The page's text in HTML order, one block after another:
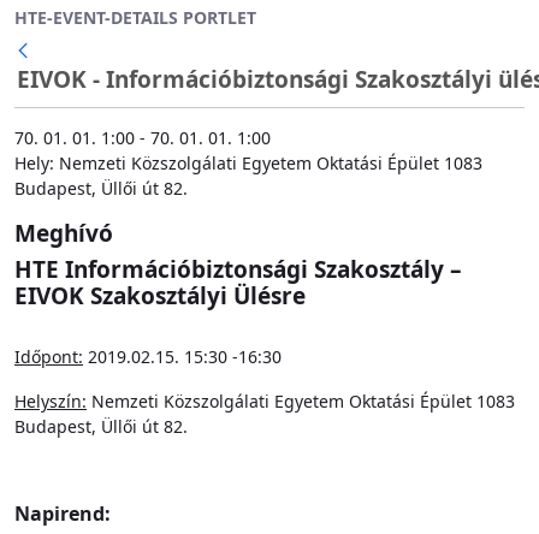
Ugrás a fő tartalomhoz
HTE-EVENT-DETAILS PORTLET
EIVOK - Információbiztonsági Szakosztályi
70. 01. 01. 1:00 - 70. 01. 01. 1:00
Hely: Nemzeti Közszolgálati Egyetem Oktatási Épület 1083
Budapest, Üllői út 82.
Meghívó
HTE Információbiztonsági Szakosztály –
EIVOK Szakosztályi Ülésre
Időpont: 2019.02.15. 15:30 -16:30
Helyszín: Nemzeti Közszolgálati Egyetem Oktatási Épület 1083
Budapest, Üllői út 82.
Napirend: